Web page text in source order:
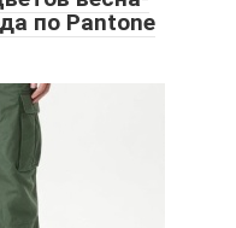
по Pantone